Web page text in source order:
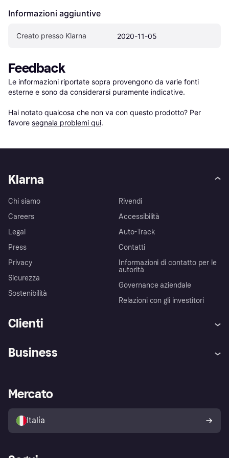
Informazioni aggiuntive
Creato presso Klarna 2020-11-05
Feedback
Le informazioni riportate sopra provengono da varie fonti
esterne e sono da considerarsi puramente indicative.
Hai notato qualcosa che non va con questo prodotto? Per
favore segnala problemi qui.
Klarna
Chi siamo
Careers
Legal
Press
Privacy
Sicurezza
Sostenibilità
Rivendi
Accessibilità
Auto-Track
Contatti
Informazioni di contatto per le
autorità
Governance aziendale
Relazioni con gli investitori
Clienti
Assistenza
Esplora i negozi
Politica di protezione
dell'acquirente Klarna
Business
Accesso aziende
Mercato
Italia